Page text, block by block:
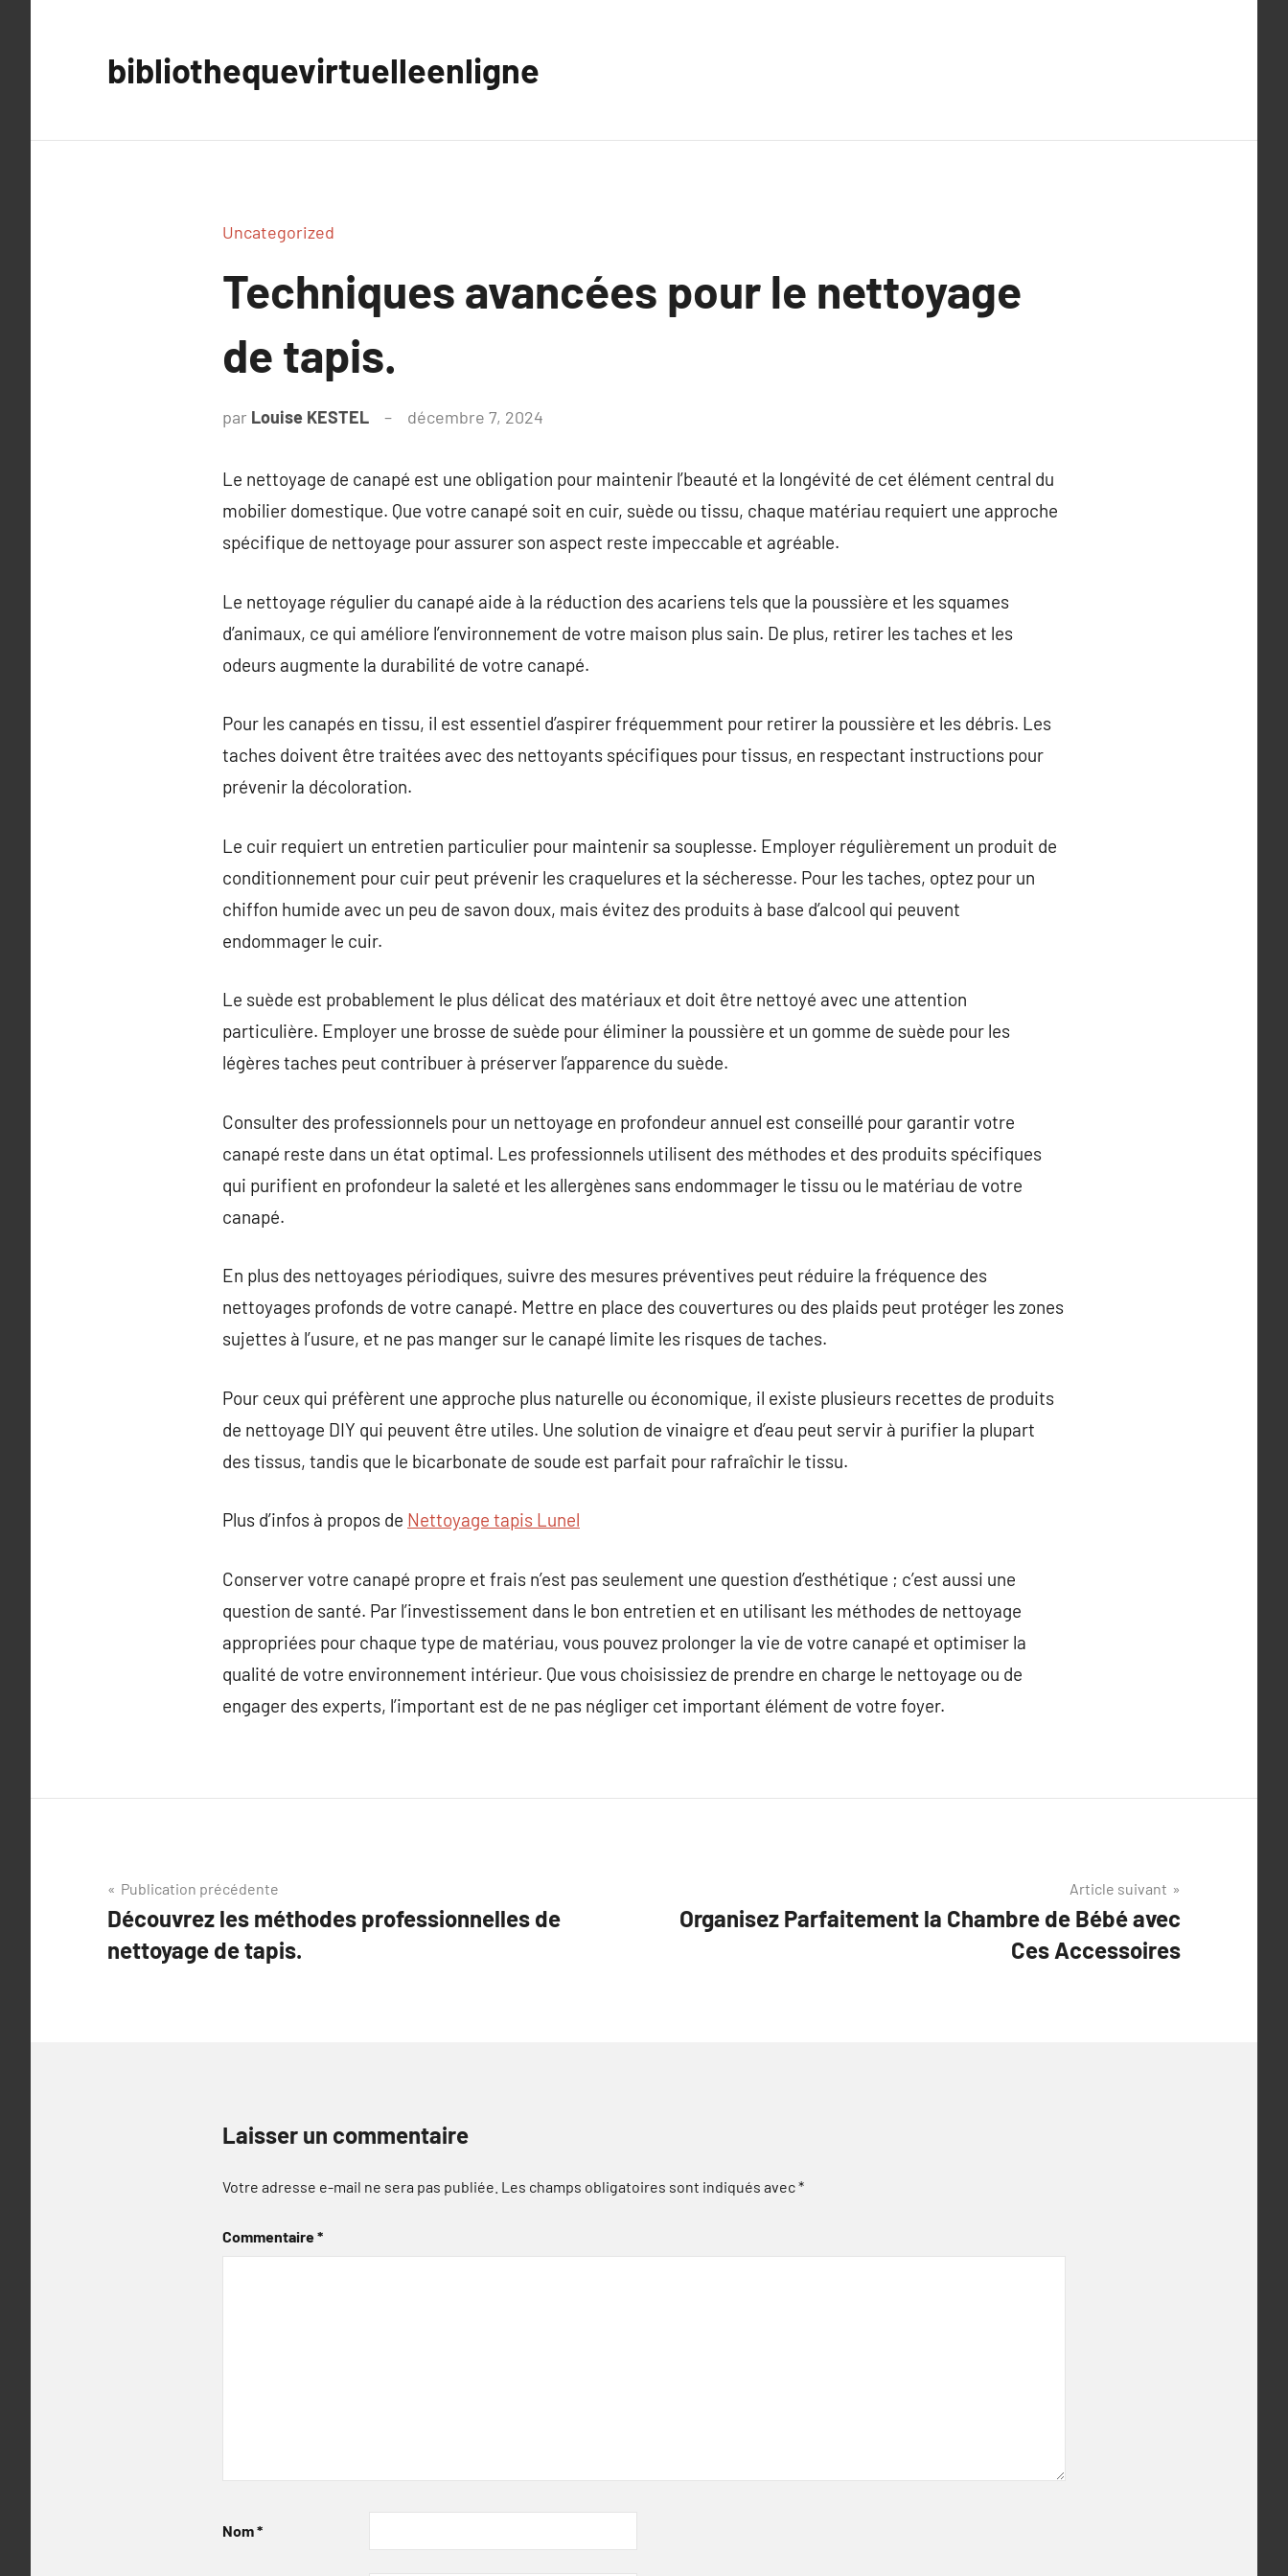
bibliothequevirtuelleenligne
Uncategorized
Techniques avancées pour le nettoyage
de tapis.
par Louise KESTEL décembre 7, 2024
Le nettoyage de canapé est une obligation pour maintenir l’beauté et la longévité de cet élément central du
mobilier domestique. Que votre canapé soit en cuir, suède ou tissu, chaque matériau requiert une approche
spécifique de nettoyage pour assurer son aspect reste impeccable et agréable.
Le nettoyage régulier du canapé aide à la réduction des acariens tels que la poussière et les squames
d’animaux, ce qui améliore l’environnement de votre maison plus sain. De plus, retirer les taches et les
odeurs augmente la durabilité de votre canapé.
Pour les canapés en tissu, il est essentiel d’aspirer fréquemment pour retirer la poussière et les débris. Les
taches doivent être traitées avec des nettoyants spécifiques pour tissus, en respectant instructions pour
prévenir la décoloration.
Le cuir requiert un entretien particulier pour maintenir sa souplesse. Employer régulièrement un produit de
conditionnement pour cuir peut prévenir les craquelures et la sécheresse. Pour les taches, optez pour un
chiffon humide avec un peu de savon doux, mais évitez des produits à base d’alcool qui peuvent
endommager le cuir.
Le suède est probablement le plus délicat des matériaux et doit être nettoyé avec une attention
particulière. Employer une brosse de suède pour éliminer la poussière et un gomme de suède pour les
légères taches peut contribuer à préserver l’apparence du suède.
Consulter des professionnels pour un nettoyage en profondeur annuel est conseillé pour garantir votre
canapé reste dans un état optimal. Les professionnels utilisent des méthodes et des produits spécifiques
qui purifient en profondeur la saleté et les allergènes sans endommager le tissu ou le matériau de votre
canapé.
En plus des nettoyages périodiques, suivre des mesures préventives peut réduire la fréquence des
nettoyages profonds de votre canapé. Mettre en place des couvertures ou des plaids peut protéger les zones
sujettes à l’usure, et ne pas manger sur le canapé limite les risques de taches.
Pour ceux qui préfèrent une approche plus naturelle ou économique, il existe plusieurs recettes de produits
de nettoyage DIY qui peuvent être utiles. Une solution de vinaigre et d’eau peut servir à purifier la plupart
des tissus, tandis que le bicarbonate de soude est parfait pour rafraîchir le tissu.
Plus d’infos à propos de Nettoyage tapis Lunel
Conserver votre canapé propre et frais n’est pas seulement une question d’esthétique ; c’est aussi une
question de santé. Par l’investissement dans le bon entretien et en utilisant les méthodes de nettoyage
appropriées pour chaque type de matériau, vous pouvez prolonger la vie de votre canapé et optimiser la
qualité de votre environnement intérieur. Que vous choisissiez de prendre en charge le nettoyage ou de
engager des experts, l’important est de ne pas négliger cet important élément de votre foyer.
Navigation
de
l’article
Publication précédente
Découvrez les méthodes professionnelles de
nettoyage de tapis.
Article suivant
Organisez Parfaitement la Chambre de Bébé avec
Ces Accessoires
Laisser un commentaire
Votre adresse e-mail ne sera pas publiée. Les champs obligatoires sont indiqués avec*
Commentaire*
Nom*